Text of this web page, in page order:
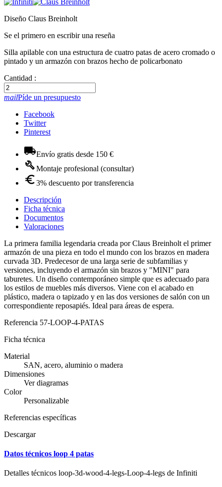
Diseño Claus Breinholt
Se el primero en escribir una reseña
Silla apilable con una estructura de cuatro patas de acero cromado o
pintado y un armazón con brazos hecho de policarbonato
Cantidad :
mailPíde un presupuesto
Facebook
Twitter
Pinterest
Envío gratis desde 150 €
Montaje profesional (consultar)
3% descuento por transferencia
Descripción
Ficha técnica
Documentos
Valoraciones
La primera familia legendaria creada por Claus Breinholt el primer
armazón de una pieza en todo el mundo con los brazos en madera
curvada 3D. Predecesor de una larga serie de subfamilias y
versiones, incluyendo el armazón sin brazos y "MINI" para
taburetes. Un diseño contemporáneo simple que es adecuado para
los estilos de muebles más diversos. Viene con el acabado en
plástico, madera o tapizado y en las dos versiones de salón con un
correspondiente reposapiés. Ideal para áreas de espera.
Referencia 57-LOOP-4-PATAS
Ficha técnica
Material
SAN, acero, aluminio o madera
Dimensiones
Ver diagramas
Color
Personalizable
Referencias específicas
Descargar
Datos técnicos loop 4 patas
Detalles técnicos loop-3d-wood-4-legs-Loop-4-legs de Infiniti